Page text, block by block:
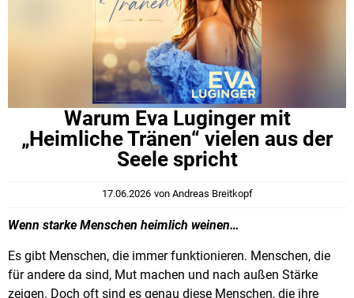
Warum Eva Luginger mit
„Heimliche Tränen“ vielen aus der
Seele spricht
17.06.2026 vonAndreas Breitkopf
Wenn starke Menschen heimlich weinen…
Es gibt Menschen, die immer funktionieren. Menschen, die
für andere da sind, Mut machen und nach außen Stärke
zeigen. Doch oft sind es genau diese Menschen, die ihre